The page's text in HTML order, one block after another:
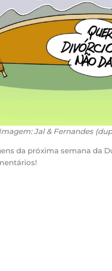
Jal & Fernandes
da próxima semana da